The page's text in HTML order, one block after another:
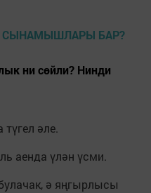
ни сөйли? Нинди
әле.
аенда үлән үсми.
ә яңгырлысы